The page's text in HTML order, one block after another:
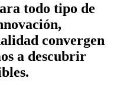
todo tipo de
convergen
a descubrir